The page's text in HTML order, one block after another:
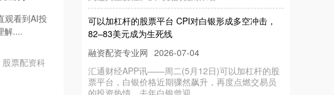
观看到AI投
解....
票配资科
可以加杠杆的股票平台 CPI对白银形成多空冲击，
82–83美元成为生死线
融资配资专业网 2026-07-04
汇通财经APP讯——周二(5月12日)可以加杠杆的股
票平台，白银价格近期骤然飙升，再度点燃交易员
的投资热情。去年白银曾迎